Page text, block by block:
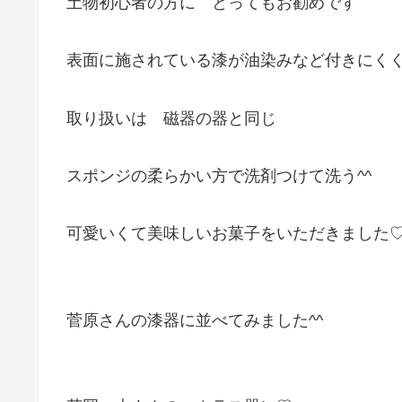
表面に施されている漆が油染みなど付きにく
取り扱いは 磁器の器と同じ
スポンジの柔らかい方で洗剤つけて洗う^^
可愛いくて美味しいお菓子をいただきました
菅原さんの漆器に並べてみました^^